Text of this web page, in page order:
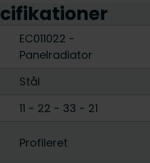
EC011022 -
Panelradiator
Stål
11 - 22 - 33 - 21
Profileret